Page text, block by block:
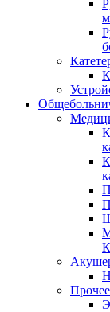
Прочее